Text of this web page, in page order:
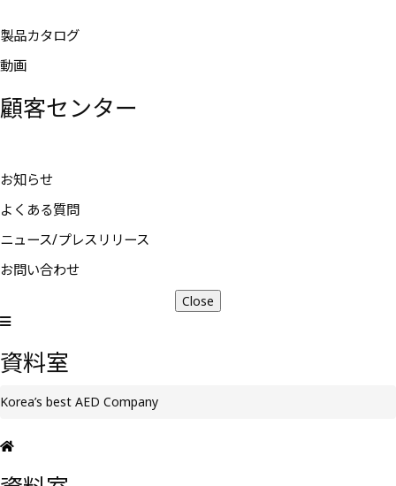
製品カタログ
動画
顧客センター
お知らせ
よくある質問
ニュース/プレスリリース
お問い合わせ
Close
資料室
Korea’s best AED Company